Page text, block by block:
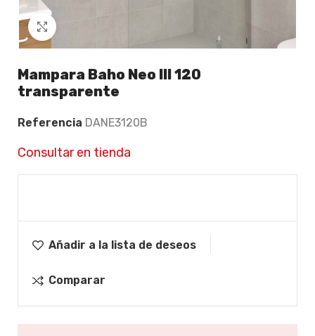
Mampara Baho Neo III 120
transparente
Referencia DANE3120B
Consultar en tienda
Añadir a la lista de deseos
Comparar